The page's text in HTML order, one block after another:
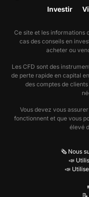
Investir
Ce site et les informations
cas des conseils en
acheter ou
Les CFD sont des
de perte rapide en capital
des comptes de
Vous devez vous
fonctionnent et que vous
élevé
🗞️ Nous
📣
📣